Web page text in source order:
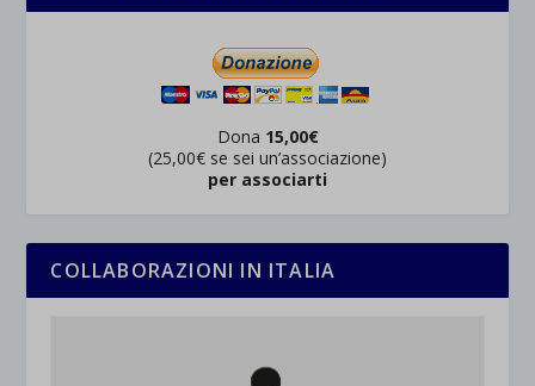
Dona 15,00€
(25,00€ se sei un’associazione)
per associarti
COLLABORAZIONI IN ITALIA